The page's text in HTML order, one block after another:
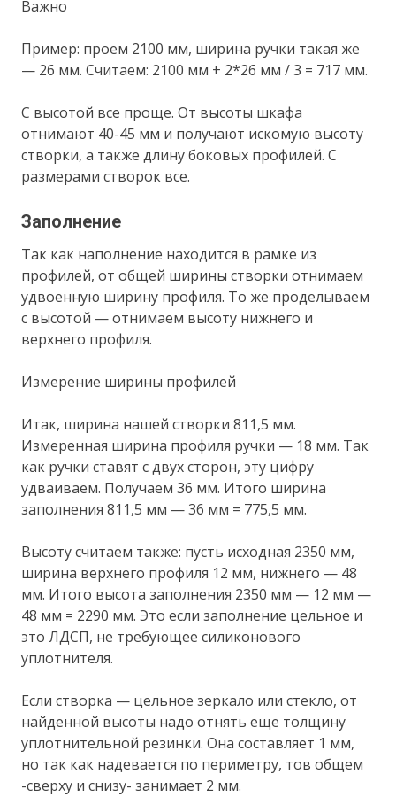
Важно
Пример: проем 2100 мм, ширина ручки такая же
— 26 мм. Считаем: 2100 мм + 2*26 мм / 3 = 717 мм.
С высотой все проще. От высоты шкафа
отнимают 40-45 мм и получают искомую высоту
створки, а также длину боковых профилей. С
размерами створок все.
Заполнение
Так как наполнение находится в рамке из
профилей, от общей ширины створки отнимаем
удвоенную ширину профиля. То же проделываем
с высотой — отнимаем высоту нижнего и
верхнего профиля.
Измерение ширины профилей
Итак, ширина нашей створки 811,5 мм.
Измеренная ширина профиля ручки — 18 мм. Так
как ручки ставят с двух сторон, эту цифру
удваиваем. Получаем 36 мм. Итого ширина
заполнения 811,5 мм — 36 мм = 775,5 мм.
Высоту считаем также: пусть исходная 2350 мм,
ширина верхнего профиля 12 мм, нижнего — 48
мм. Итого высота заполнения 2350 мм — 12 мм —
48 мм = 2290 мм. Это если заполнение цельное и
это ЛДСП, не требующее силиконового
уплотнителя.
Если створка — цельное зеркало или стекло, от
найденной высоты надо отнять еще толщину
уплотнительной резинки. Она составляет 1 мм,
но так как надевается по периметру, тов общем
-сверху и снизу- занимает 2 мм.